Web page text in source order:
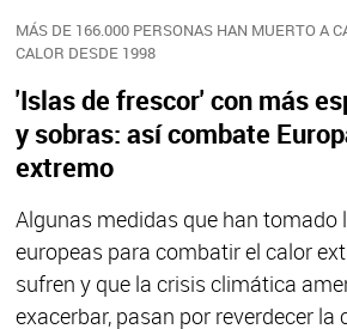
MÁS DE 166.000 PERSONAS HAN MUERTO A
CALOR DESDE 1998
'Islas de frescor' con más
y sobras: así combate
extremo
Algunas medidas que han tomado
europeas para combatir el calor
sufren y que la crisis climática
exacerbar, pasan por reverdecer